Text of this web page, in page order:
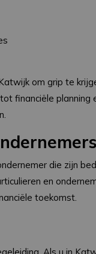
om grip te
financiële
die zijn
en
toekomst.